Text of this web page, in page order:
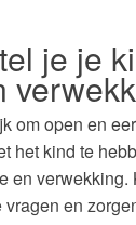
je je
om open en
het kind te
en verwekking.
en